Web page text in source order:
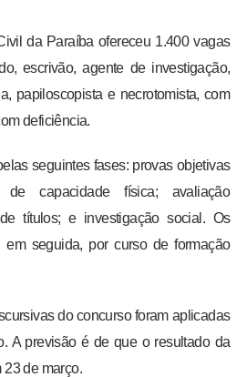
da Paraíba ofereceu 1.400 vagas
escrivão, agente de investigação,
papiloscopista e necrotomista, com
deficiência.
seguintes fases: provas objetivas
capacidade física; avaliação
títulos; e investigação social. Os
em seguida, por curso de formação
do concurso foram aplicadas
A previsão é de que o resultado da
23 de março.